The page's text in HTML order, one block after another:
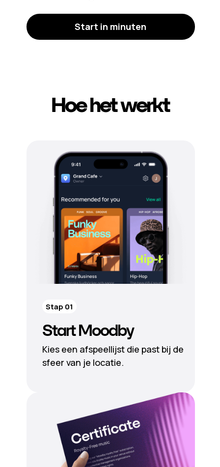
Start in minuten
Hoe het werkt
Start Moodby
Kies een afspeellijst die past bij de
sfeer van je locatie.
Stap 01